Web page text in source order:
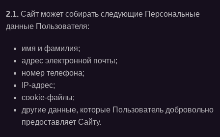
2.1. Сайт может собирать следующие Персональные
данные Пользователя:
имя и фамилия;
адрес электронной почты;
номер телефона;
IP-адрес;
cookie-файлы;
другие данные, которые Пользователь добровольно
предоставляет Сайту.